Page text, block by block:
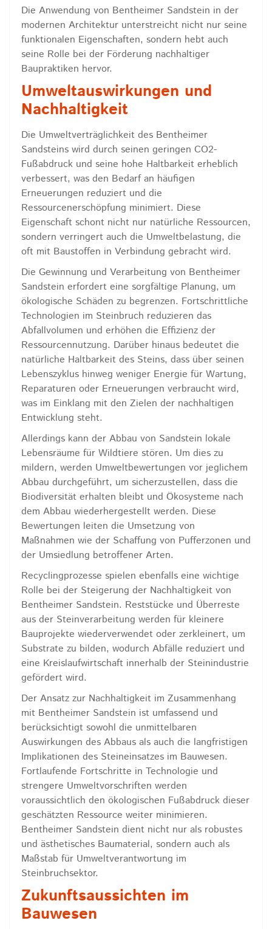
Die Anwendung von Bentheimer Sandstein in der
modernen Architektur unterstreicht nicht nur seine
funktionalen Eigenschaften, sondern hebt auch
seine Rolle bei der Förderung nachhaltiger
Baupraktiken hervor.
Umweltauswirkungen und
Nachhaltigkeit
Die Umweltverträglichkeit des Bentheimer
Sandsteins wird durch seinen geringen CO2-
Fußabdruck und seine hohe Haltbarkeit erheblich
verbessert, was den Bedarf an häufigen
Erneuerungen reduziert und die
Ressourcenerschöpfung minimiert. Diese
Eigenschaft schont nicht nur natürliche Ressourcen,
sondern verringert auch die Umweltbelastung, die
oft mit Baustoffen in Verbindung gebracht wird.
Die Gewinnung und Verarbeitung von Bentheimer
Sandstein erfordert eine sorgfältige Planung, um
ökologische Schäden zu begrenzen. Fortschrittliche
Technologien im Steinbruch reduzieren das
Abfallvolumen und erhöhen die Effizienz der
Ressourcennutzung. Darüber hinaus bedeutet die
natürliche Haltbarkeit des Steins, dass über seinen
Lebenszyklus hinweg weniger Energie für Wartung,
Reparaturen oder Erneuerungen verbraucht wird,
was im Einklang mit den Zielen der nachhaltigen
Entwicklung steht.
Allerdings kann der Abbau von Sandstein lokale
Lebensräume für Wildtiere stören. Um dies zu
mildern, werden Umweltbewertungen vor jeglichem
Abbau durchgeführt, um sicherzustellen, dass die
Biodiversität erhalten bleibt und Ökosysteme nach
dem Abbau wiederhergestellt werden. Diese
Bewertungen leiten die Umsetzung von
Maßnahmen wie der Schaffung von Pufferzonen und
der Umsiedlung betroffener Arten.
Recyclingprozesse spielen ebenfalls eine wichtige
Rolle bei der Steigerung der Nachhaltigkeit von
Bentheimer Sandstein. Reststücke und Überreste
aus der Steinverarbeitung werden für kleinere
Bauprojekte wiederverwendet oder zerkleinert, um
Substrate zu bilden, wodurch Abfälle reduziert und
eine Kreislaufwirtschaft innerhalb der Steinindustrie
gefördert wird.
Der Ansatz zur Nachhaltigkeit im Zusammenhang
mit Bentheimer Sandstein ist umfassend und
berücksichtigt sowohl die unmittelbaren
Auswirkungen des Abbaus als auch die langfristigen
Implikationen des Steineinsatzes im Bauwesen.
Fortlaufende Fortschritte in Technologie und
strengere Umweltvorschriften werden
voraussichtlich den ökologischen Fußabdruck dieser
geschätzten Ressource weiter minimieren.
Bentheimer Sandstein dient nicht nur als robustes
und ästhetisches Baumaterial, sondern auch als
Maßstab für Umweltverantwortung im
Steinbruchsektor.
Zukunftsaussichten im
Bauwesen